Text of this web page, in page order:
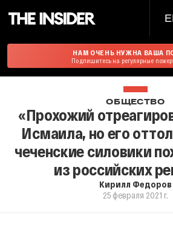
НАМ ОЧЕНЬ НУЖНА ВАША
Подпишитесь на регулярные
ОБЩЕСТВО
«Прохожий
Исмаила, но его
чеченские силовики
из российских
Кирилл Федоров
25 февраля 2021 г.